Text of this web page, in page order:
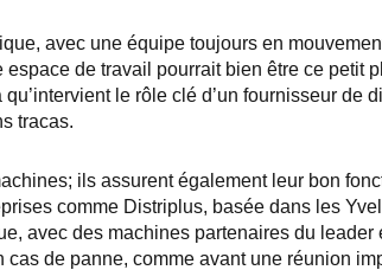
avec une équipe toujours en
de travail pourrait bien être ce petit
le rôle clé d’un fournisseur de
tracas.
ils assurent également leur bon
comme Distriplus, basée dans les
avec des machines partenaires du
de panne, comme avant une réunion